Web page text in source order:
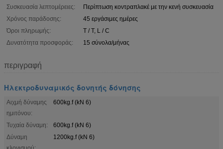
Συσκευασία λεπτομέρειες:
Περίπτωση κοντραπλακέ με την κενή συσκευασία
Χρόνος παράδοσης:
45 εργάσιμες ημέρες
Όροι πληρωμής:
T / T, L / C
Δυνατότητα προσφοράς:
15 σύνολα/μήνας
περιγραφή
Ηλεκτροδυναμικός δονητής δόνησης
Αιχμή δύναμης
ημιτόνου:
600kg.f (kN 6)
Τυχαία δύναμη:
600kg.f (kN 6)
Δύναμη
1200kg.f (kN 6)